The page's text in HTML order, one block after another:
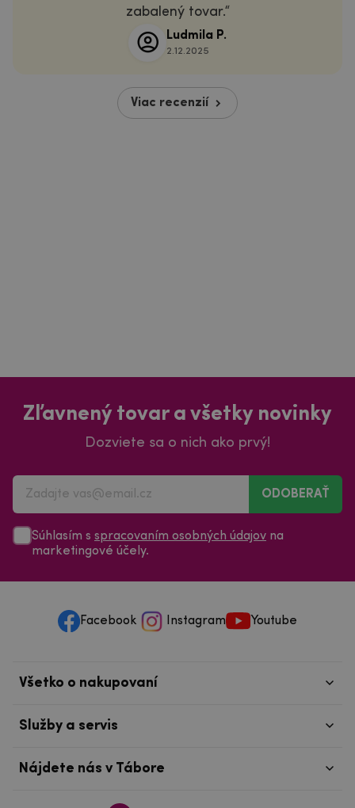
zabalený tovar.
Ludmila P.
2.12.2025
Viac recenzií
Zľavnený tovar a všetky novinky
Dozviete sa o nich ako prvý!
ODOBERAŤ
Súhlasím s spracovaním osobných údajov na
marketingové účely.
Facebook Instagram Youtube
Všetko o nakupovaní
Služby a servis
Nájdete nás v Tábore